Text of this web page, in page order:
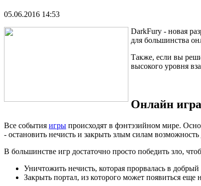
05.06.2016 14:53
DarkFury - новая
для большинства
Также, если вы
высокого уровня
Онлайн
Все события игры происходят в фэнтэзийном мире.
- остановить нечисть и закрыть злым силам
В большинстве игр достаточно просто победить зло,
Уничтожить нечисть, которая прорвалась в
Закрыть портал, из которого может появиться еще